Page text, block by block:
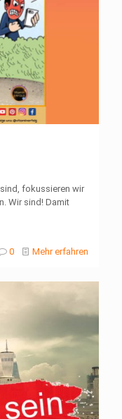
fokussieren wir
Wir sind! Damit
0 Mehr erfahren